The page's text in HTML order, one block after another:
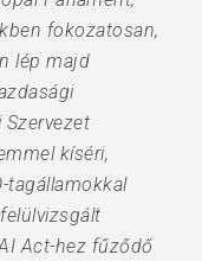
fokozatosan,
lép majd
kíséri,
tagállamokkal
Act-hez fűződő